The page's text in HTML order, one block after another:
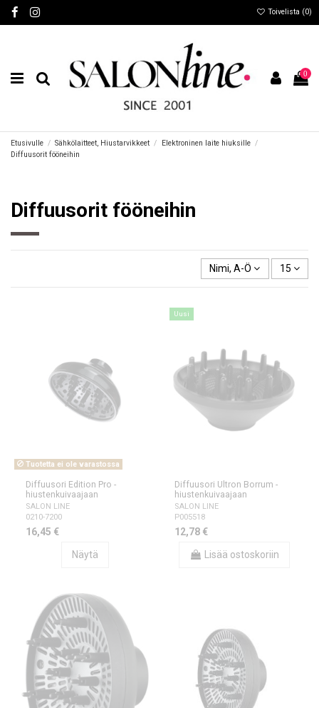
Toivelista (0)
0
Etusivulle Sähkölaitteet, Hiustarvikkeet
Elektroninen laite hiuksille
Diffuusorit fööneihin
Diffuusorit fööneihin
Nimi, A-Ö 15
Tuotetta ei ole varastossa
Diffuusori Edition Pro -
hiustenkuivaajaan
SALON LINE
0210-7200
16,45 €
Näytä
Uusi
Diffuusori Ultron Borrum -
hiustenkuivaajaan
SALON LINE
P005518
12,78 €
Lisää ostoskoriin